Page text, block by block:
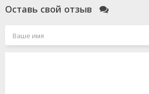
Оставь свой отзыв